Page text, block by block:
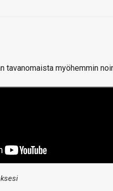
tavanomaista myöhemmin